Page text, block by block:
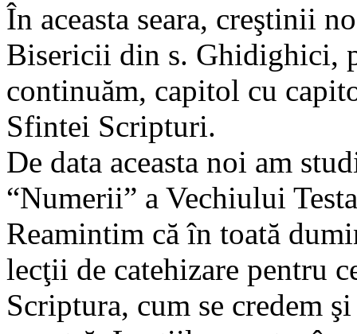
În aceasta seara, creştinii
Bisericii din s. Ghidighici,
continuăm, capitol cu
Sfintei Scripturi.
De data aceasta noi am
“Numerii” a Vechiului
Reamintim că în toată
lecţii de catehizare pentru
Scriptura, cum se credem